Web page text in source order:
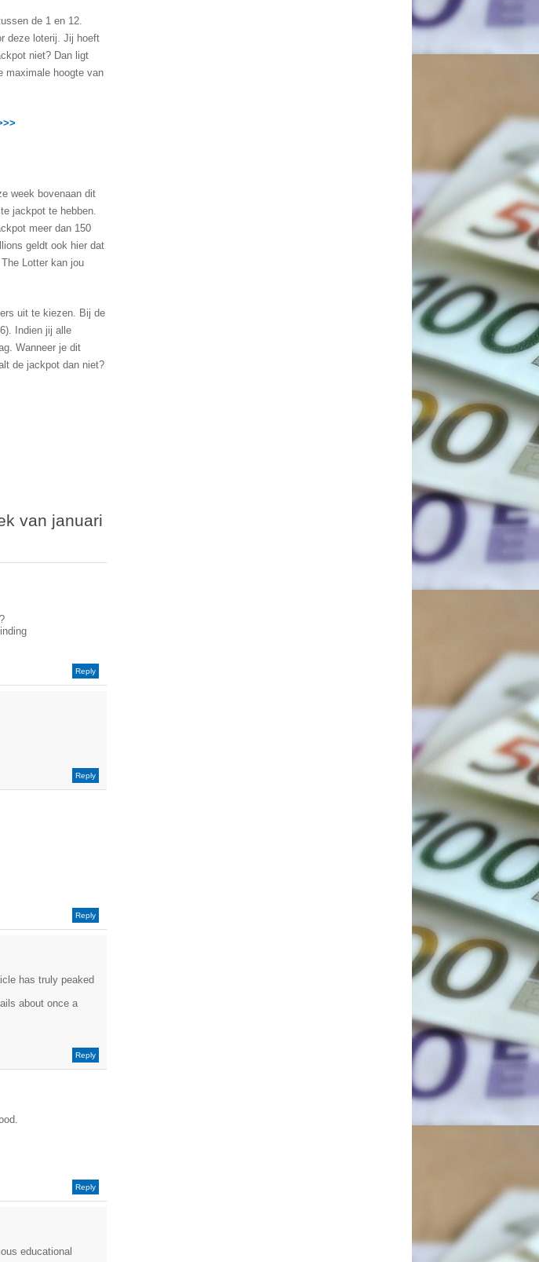
de 1 en 12.
deze loterij. Jij hoeft
niet? Dan ligt
maximale hoogte van
week bovenaan dit
jackpot te hebben.
meer dan 150
geldt ook hier dat
Lotter kan jou
uit te kiezen. Bij de
Indien jij alle
Wanneer je dit
de jackpot dan niet?
van januari
Reply
Reply
Reply
has truly peaked
about once a
Reply
Reply
educational